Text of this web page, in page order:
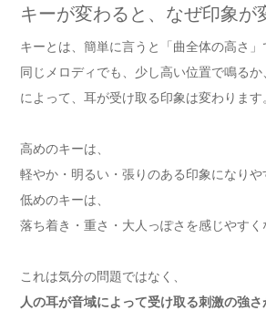
キーが変わると、なぜ印象が
キーとは、簡単に言うと「曲全体の高さ」
同じメロディでも、少し高い位置で鳴る
によって、耳が受け取る印象は変わります
高めのキーは、
軽やか・明るい・張りのある印象になりや
低めのキーは、
落ち着き・重さ・大人っぽさを感じやすく
これは気分の問題ではなく、
人の耳が音域によって受け取る刺激の強さ